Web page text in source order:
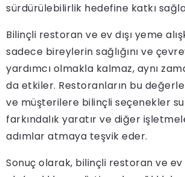
sürdürülebilirlik hedefine katkı
Bilinçli restoran ve ev dışı yeme
sadece bireylerin sağlığını ve
yardımcı olmakla kalmaz, aynı
da etkiler. Restoranların bu
ve müşterilere bilinçli seçenekler
farkındalık yaratır ve diğer
adımlar atmaya teşvik eder.
Sonuç olarak, bilinçli restoran ve ev